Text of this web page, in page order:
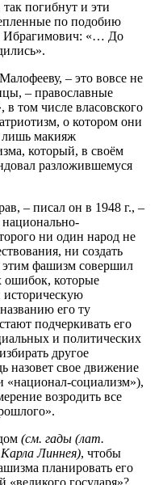
погибнут и эти
по подобию
Ибрагимович: «… До
– это вовсе не
– православные
том числе власовского
о котором они
лишь макияж
который, в своём
разложившемуся
– писал он в 1948 г., –
национально-
ни один народ не
ни создать
этим фашизм совершил
ошибок, которые
историческую
его ту
подчеркивать его
и политических
другое
назовет свое движение
социализм»),
возродить все
(см. гады (лат.
Линнея), чтобы
планировать его
государя»?